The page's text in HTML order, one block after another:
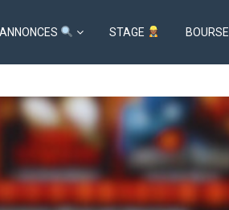
ANNONCES STAGE BOURSE